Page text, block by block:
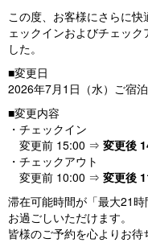
この度、お客様にさらに
ェックインおよびチェッ
した。
■変更日
2026年7月1日（水）ご宿
■変更内容
・チェックイン
変更前 15:00 ⇒ 変更後
・チェックアウト
変更前 10:00 ⇒ 変更後
滞在可能時間が「最大21
お過ごしいただけます。
皆様のご予約を心よりお待